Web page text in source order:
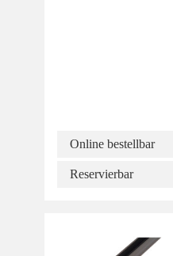
Online bestellbar
Reservierbar